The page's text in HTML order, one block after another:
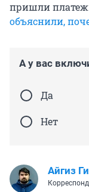
пришли
объяснили,
А у вас
Да
Нет
Айгиз